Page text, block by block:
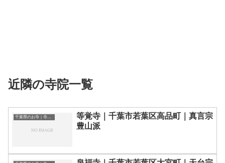
近隣の寺院一覧
千葉県のお寺｜寺院一覧
等覚寺｜千葉市若葉区高品町｜真言宗
豊山派